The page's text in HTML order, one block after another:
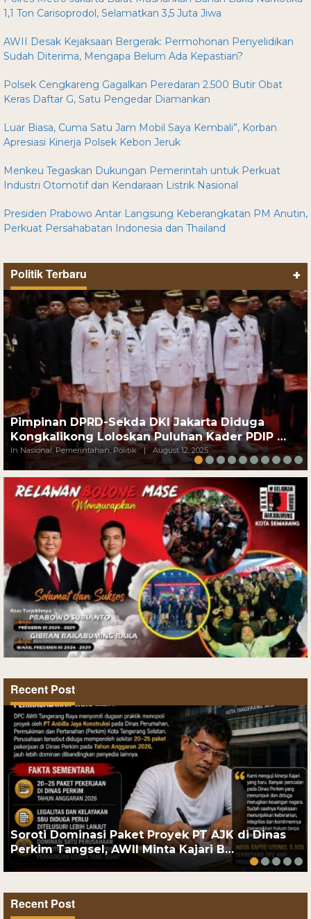
1,1 Ton Carisoprodol, Selamatkan 3,5 Juta Jiwa
AWII Desak Kejaksaan Bergerak: Permohonan Penyelidikan
Sudah Diterima, Mengapa Belum Ada Kepastian?
Polsek Cengkareng Gagalkan Peredaran 2.500 Butir Obat
Keras Daftar G, Satu Pengedar Diamankan
Luar Biasa, Cuma Satu Jam Mobil Saya Kembali”, Korban
Apresiasi Kinerja Polsek Kebon Jeruk
Menkeu Tegaskan Dukungan Pemerintah untuk Perkuat
Industri Otomotif dan Kendaraan Listrik Nasional
Presiden Prabowo Antar Langsung Keberangkatan PM Anutin,
Perkuat Persahabatan Indonesia dan Thailand
Politik Terbaru +
Pimpinan DPRD-Sekda DKI Jakarta Diduga
Kongkalikong Loloskan Puluhan Kader PDIP …
In Nasional, Pemerintahan, Politik | August 12, 2025
Recent Post
Soroti Dominasi Paket Proyek PT AJK di Dinas
Perkim Tangsel, AWII Minta Kajari B…
Recent Post